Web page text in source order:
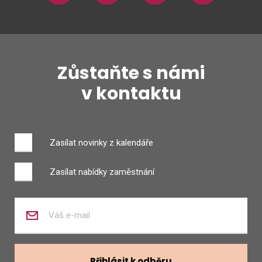
Zůstaňte s námi
v kontaktu
Zasílat novinky z kalendáře
Zasílat nabídky zaměstnání
váš
mail